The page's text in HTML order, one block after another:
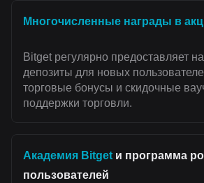
Многочисленные награды в
Bitget регулярно предоставляет
депозиты для новых
торговые бонусы и скидочные
поддержки торговли.
Академия Bitget и программа
пользователей